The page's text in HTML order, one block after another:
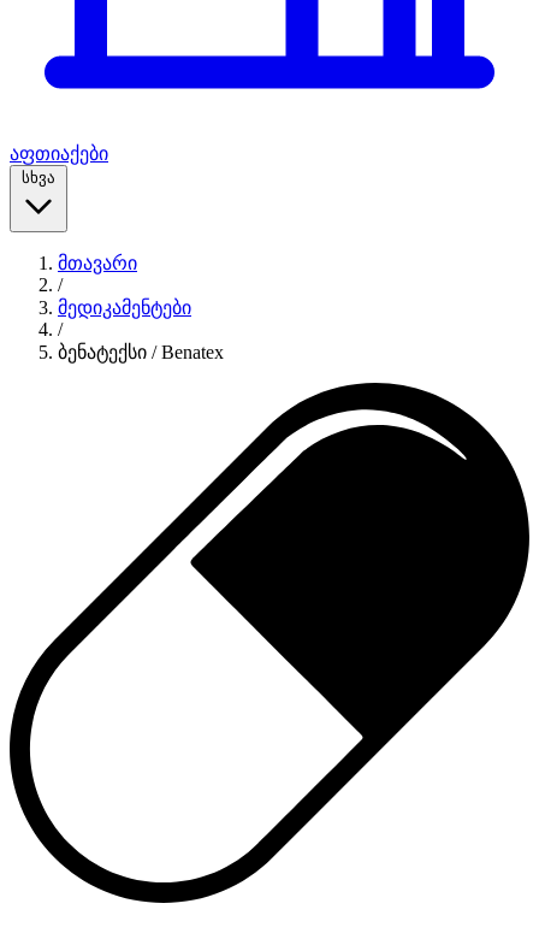
აფთიაქები
სხვა
მთავარი
/
მედიკამენტები
/
ბენატექსი / Benatex